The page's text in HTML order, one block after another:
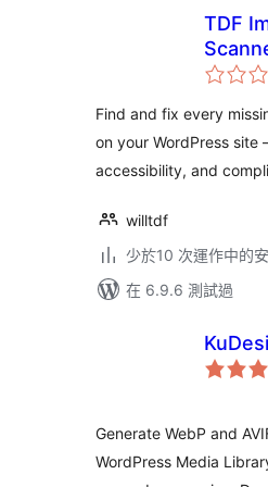
TDF
Find and fix every
on your WordPress site
accessibility, and
willtdf
少於10 次運作中的
在 6.9.6 測試過
Generate WebP and
WordPress Media